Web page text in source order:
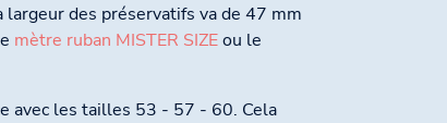
des préservatifs va de 47 mm
mètre ruban MISTER SIZEou le
avec les tailles 53 - 57 - 60. Cela